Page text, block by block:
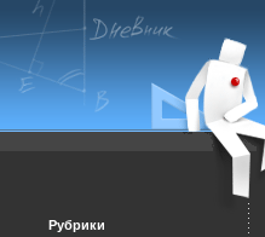
Рубрики